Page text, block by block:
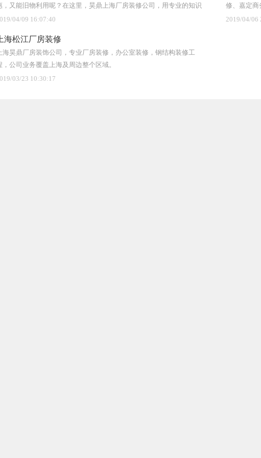
公司职工的作业空气，很寂静的上海厂房装修公司也不
的，装饰工程必定做欠好的，也没有做过啥大的生意的
盗。而在如今的市场上大多的防盗监控体系和防盗设备
商出产的防盗监控电子设备，也需求你专业的眼光和常
，又能旧物利用呢？在这里，昊鼎上海厂房装修公司，用专业的知识
你讲解一下怎样改造，旧的东西加以利用，又不影响质量，又能达到
04/09 16:07:40
修、嘉定商
2019/04/06
上海松江厂房装修
上海昊鼎厂房装饰公司，专业厂房装修，办公室装修，钢结构装修工
，公司业务覆盖上海及周边整个区域。
03/23 10:30:17